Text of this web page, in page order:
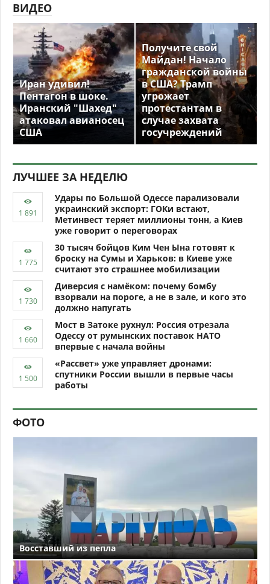
ВИДЕО
Иран удивил!
Пентагон в шоке.
Иранский "Шахед"
атаковал авианосец
США
Получите свой
Майдан! Начало
гражданской войны
в США? Трамп
угрожает
протестантам в
случае захвата
госучреждений
ЛУЧШЕЕ ЗА НЕДЕЛЮ
Удары по Большой Одессе парализовали
украинский экспорт: ГОКи встают,
Метинвест теряет миллионы тонн, а Киев
уже говорит о переговорах
30 тысяч бойцов Ким Чен Ына готовят к
броску на Сумы и Харьков: в Киеве уже
считают это страшнее мобилизации
Диверсия с намёком: почему бомбу
взорвали на пороге, а не в зале, и кого это
должно напугать
Мост в Затоке рухнул: Россия отрезала
Одессу от румынских поставок НАТО
впервые с начала войны
«Рассвет» уже управляет дронами:
спутники России вышли в первые часы
работы
ФОТО
Восставший из пепла